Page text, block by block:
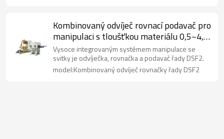
Kombinovaný odvíječ rovnací podavač pro
manipulaci s tloušťkou materiálu 0,5~4,5
mm
Vysoce integrovaným systémem manipulace se
svitky je odvíječka, rovnačka a podavač řady DSF2.
model:Kombinovaný odvíječ rovnačky řady DSF2